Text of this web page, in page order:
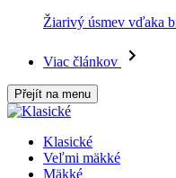
Žiarivý úsmev vďaka
Viac článkov
Přejít na menu
Klasické
Veľmi mäkké
Mäkké